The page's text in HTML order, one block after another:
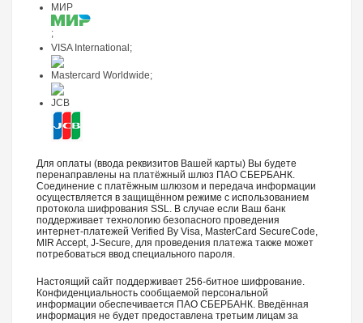
МИР
;
VISA International;
Mastercard Worldwide;
JCB
Для оплаты (ввода реквизитов Вашей карты) Вы будете
перенаправлены на платёжный шлюз ПАО СБЕРБАНК.
Соединение с платёжным шлюзом и передача информации
осуществляется в защищённом режиме с использованием
протокола шифрования SSL. В случае если Ваш банк
поддерживает технологию безопасного проведения
интернет-платежей Verified By Visa, MasterCard SecureCode,
MIR Accept, J-Secure, для проведения платежа также может
потребоваться ввод специального пароля.
Настоящий сайт поддерживает 256-битное шифрование.
Конфиденциальность сообщаемой персональной
информации обеспечивается ПАО СБЕРБАНК. Введённая
информация не будет предоставлена третьим лицам за